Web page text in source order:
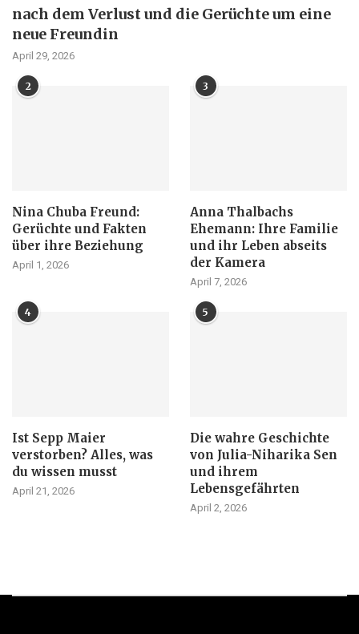
nach dem Verlust und die Gerüchte um eine
neue Freundin
April 29, 2026
2
Nina Chuba Freund:
Gerüchte und Fakten
über ihre Beziehung
April 1, 2026
3
Anna Thalbachs
Ehemann: Ihre Familie
und ihr Leben abseits
der Kamera
April 7, 2026
4
Ist Sepp Maier
verstorben? Alles, was
du wissen musst
April 21, 2026
5
Die wahre Geschichte
von Julia-Niharika Sen
und ihrem
Lebensgefährten
April 2, 2026